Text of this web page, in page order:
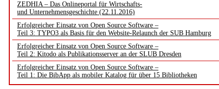
ZEDHIA – Das Onlineportal für Wirtschafts-
und Unternehmensgeschichte (22.11.2016)
Erfolgreicher Einsatz von Open Source Software –
Teil 3: TYPO3 als Basis für den Website-Relaunch der SUB Hamburg
Erfolgreicher Einsatz von Open Source Software –
Teil 2: Kitodo als Publikationsserver an der SLUB Dresden
Erfolgreicher Einsatz von Open Source Software –
Teil 1: Die BibApp als mobiler Katalog für über 15 Bibliotheken